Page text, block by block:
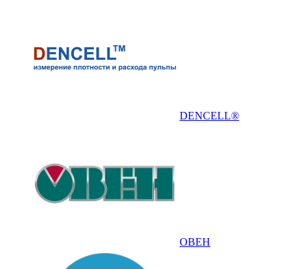
DENCELL®
ОВЕН